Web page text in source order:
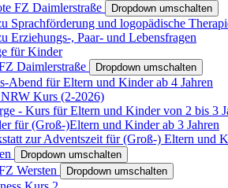
FZ Daimlerstraße Dropdown umschalten
Sprachförderung und logopädische
Erziehungs-, Paar- und Lebensfragen
für Kinder
Daimlerstraße
Dropdown umschalten
Abend für Eltern und Kinder ab 4 Jahren
Kurs (2-2026)
- Kurs für Eltern und Kinder von 2 bis 3
für (Groß-)Eltern und Kinder ab 3 Jahren
zur Adventszeit für (Groß-) Eltern und
Dropdown umschalten
Wersten Dropdown umschalten